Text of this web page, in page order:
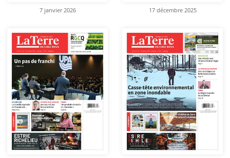
7 janvier 2026 17 décembre 2025